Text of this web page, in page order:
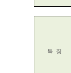
특 징